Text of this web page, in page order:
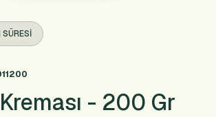
- 200 Gr